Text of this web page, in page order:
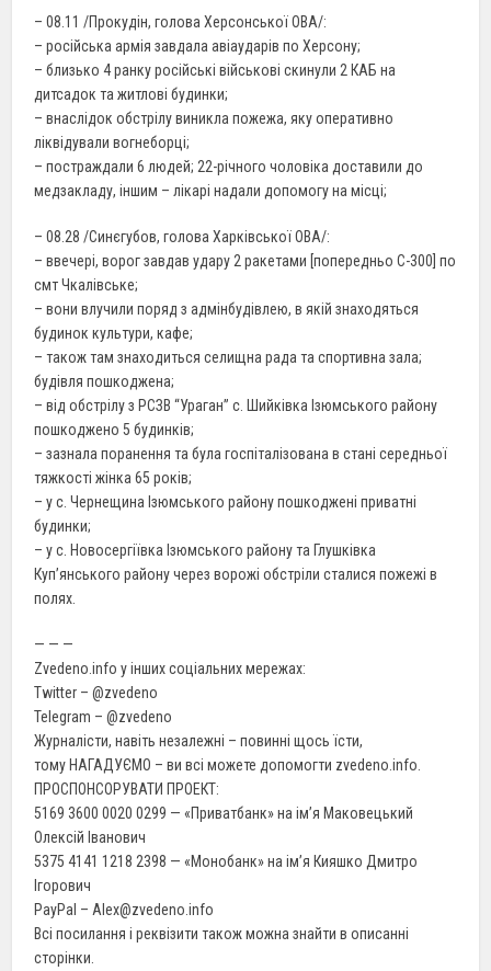
– 08.11 /Прокудін, голова Херсонської ОВА/:
– російська армія завдала авіаударів по Херсону;
– близько 4 ранку російські військові скинули 2 КАБ на
дитсадок та житлові будинки;
– внаслідок обстрілу виникла пожежа, яку оперативно
ліквідували вогнеборці;
– постраждали 6 людей; 22-річного чоловіка доставили до
медзакладу, іншим – лікарі надали допомогу на місці;
– 08.28 /Синєгубов, голова Харківської ОВА/:
– ввечері, ворог завдав удару 2 ракетами [попередньо С-300] по
смт Чкалівське;
– вони влучили поряд з адмінбудівлею, в якій знаходяться
будинок культури, кафе;
– також там знаходиться селищна рада та спортивна зала;
будівля пошкоджена;
– від обстрілу з РСЗВ “Ураган” с. Шийківка Ізюмського району
пошкоджено 5 будинків;
– зазнала поранення та була госпіталізована в стані середньої
тяжкості жінка 65 років;
– у с. Чернещина Ізюмського району пошкоджені приватні
будинки;
– у с. Новосергіївка Ізюмського району та Глушківка
Куп’янського району через ворожі обстріли сталися пожежі в
полях.
— — —
Zvedeno.info у інших соціальних мережах:
Twitter – @zvedeno
Telegram – @zvedeno
Журналісти, навіть незалежні – повинні щось їсти,
тому НАГАДУЄМО – ви всі можете допомогти zvedeno.info.
ПРОСПОНСОРУВАТИ ПРОЕКТ:
5169 3600 0020 0299 — «Приватбанк» на ім’я Маковецький
Олексій Іванович
5375 4141 1218 2398 — «Монобанк» на ім’я Кияшко Дмитро
Ігорович
PayPal – Alex@zvedeno.info
Всі посилання і реквізити також можна знайти в описанні
сторінки.